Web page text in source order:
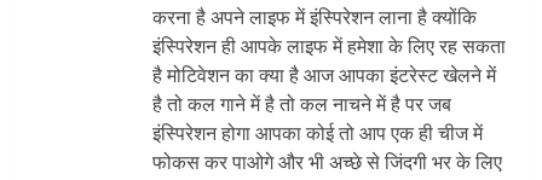
करना है अपने लाइफ में इंस्पिरेशन लाना है क्योंकि
इंस्पिरेशन ही आपके लाइफ में हमेशा के लिए रह सकता
है मोटिवेशन का क्या है आज आपका इंटरेस्ट खेलने में
है तो कल गाने में है तो कल नाचने में है पर जब
इंस्पिरेशन होगा आपका कोई तो आप एक ही चीज में
फोकस कर पाओगे और भी अच्छे से जिंदगी भर के लिए